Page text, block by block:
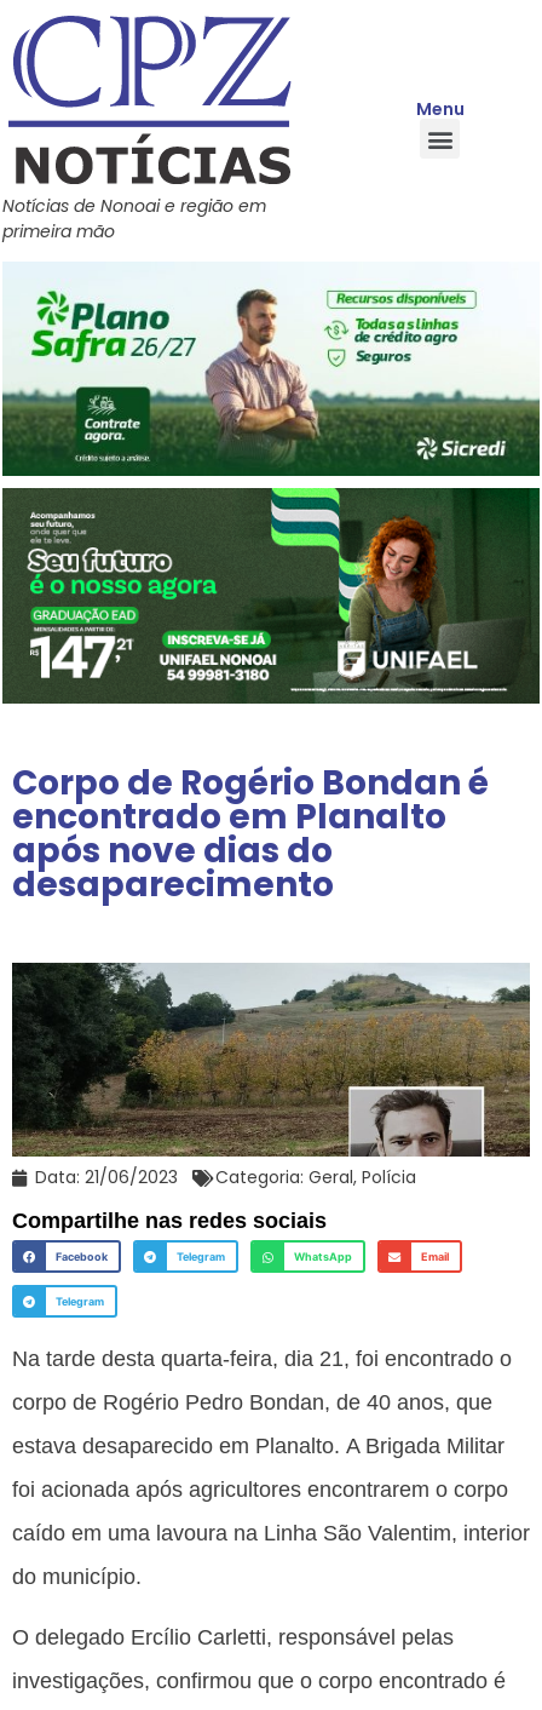
Notícias de Nonoai e região em
primeira mão
Menu
Corpo de Rogério Bondan é
encontrado em Planalto
após nove dias do
desaparecimento
Data: 21/06/2023 Categoria: Geral, Polícia
Compartilhe nas redes sociais
Facebook Telegram WhatsApp Email
Telegram
Na tarde desta quarta-feira, dia 21, foi encontrado o
corpo de Rogério Pedro Bondan, de 40 anos, que
estava desaparecido em Planalto. A Brigada Militar
foi acionada após agricultores encontrarem o corpo
caído em uma lavoura na Linha São Valentim, interior
do município.
O delegado Ercílio Carletti, responsável pelas
investigações, confirmou que o corpo encontrado é